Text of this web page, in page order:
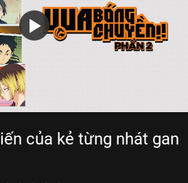
của kẻ từng nhát gan